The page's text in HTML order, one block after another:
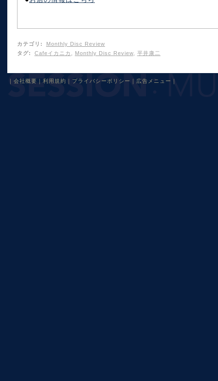
カテゴリ :
Monthly Disc Review
タグ: Cafeイカニカ Monthly Disc Review, 平井康二
｜ 会社概要 ｜ 利用規約 ｜ プライバシーポリシー ｜ 広告メニュー ｜